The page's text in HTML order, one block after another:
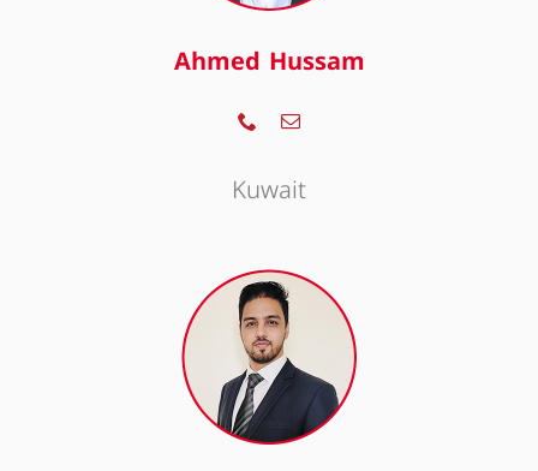
Ahmed Hussam
Kuwait